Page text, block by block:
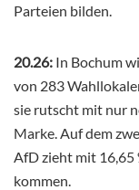
Parteien bilden.
20.26: In Bochum
von 283
sie rutscht mit nur
Marke. Auf dem
AfD zieht mit 16,65
kommen.